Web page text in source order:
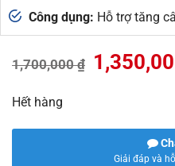
Công dụng: Hỗ trợ tăng
1,700,000₫ Giá
gốc
Hết hàng
Giải đáp và